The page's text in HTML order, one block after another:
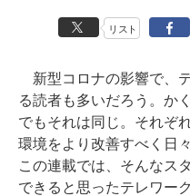
リスト
新型コロナの影響で、
る読者も多いだろう。か
でもそれは同じ。それぞ
環境をより改善すべく日
この連載では、そんなス
できると思ったテレワー